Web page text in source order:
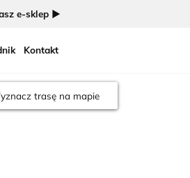
e-sklep ►
Kontakt
trasę na mapie